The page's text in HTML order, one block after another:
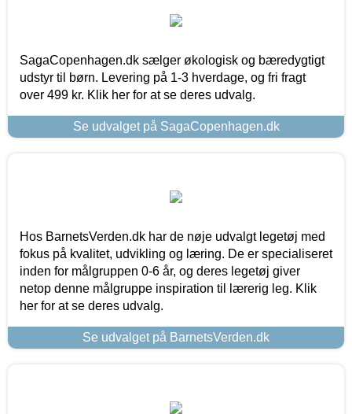
SagaCopenhagen.dk sælger økologisk og bæredygtigt
udstyr til børn. Levering på 1-3 hverdage, og fri fragt
over 499 kr. Klik her for at se deres udvalg.
Se udvalget på SagaCopenhagen.dk
Hos BarnetsVerden.dk har de nøje udvalgt legetøj med
fokus på kvalitet, udvikling og læring. De er specialiseret
inden for målgruppen 0-6 år, og deres legetøj giver
netop denne målgruppe inspiration til lærerig leg. Klik
her for at se deres udvalg.
Se udvalget på BarnetsVerden.dk